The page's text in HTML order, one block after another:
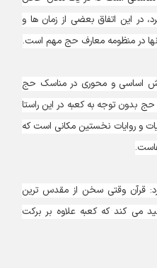
در این اتفاق بعضی از زمان ها و
در منظومه معارف حج مهم است.
اساسی و محوری در مناسک حج
توجه به کعبه در این راستا
و روایات نخستین مکانی است که
قرآن وقتی سخن از مقدس ترین
می کند که کعبه علاوه بر برکت